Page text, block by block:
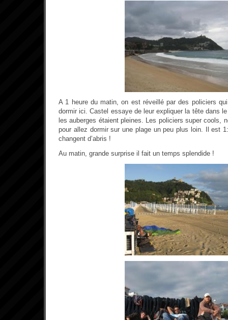
A 1 heure du matin, on est réveillé par des policiers
dormir ici. Castel essaye de leur expliquer la tête dans
les auberges étaient pleines. Les policiers super cools,
pour allez dormir sur une plage un peu plus loin. Il est
changent d’abris !
Au matin, grande surprise il fait un temps splendide !